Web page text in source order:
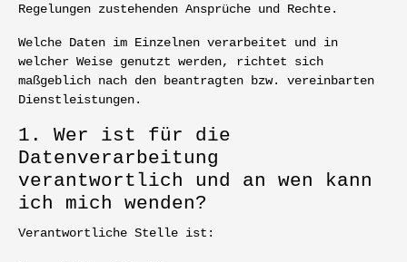
Regelungen zustehenden Ansprüche und Rechte.
Welche Daten im Einzelnen verarbeitet und in
welcher Weise genutzt werden, richtet sich
maßgeblich nach den beantragten bzw. vereinbarten
Dienstleistungen.
1. Wer ist für die
Datenverarbeitung
verantwortlich und an wen kann
ich mich wenden?
Verantwortliche Stelle ist: